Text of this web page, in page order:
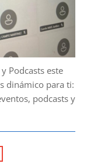
Podcasts este
dinámico para ti:
podcasts y